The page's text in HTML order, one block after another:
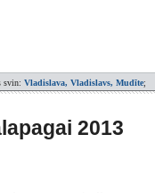
svin: Vladislava, Vladislavs, Mudīte;
2013